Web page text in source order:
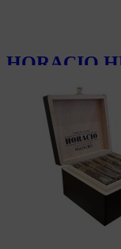
HORACIO
213,00 CHF